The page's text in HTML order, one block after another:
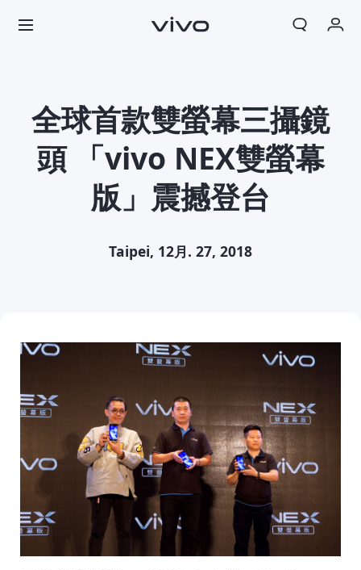
Select Location
購物車
登入/註冊
帳號設定
全球首款雙螢幕三攝鏡
頭 「vivo NEX雙螢幕
版」震撼登台
Taipei, 12月. 27, 2018